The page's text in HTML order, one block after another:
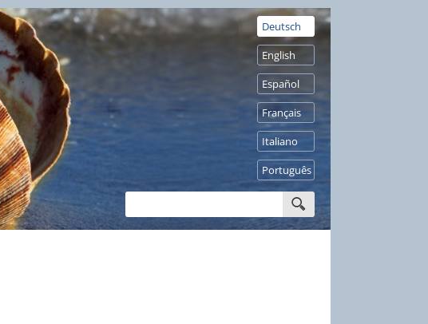
Deutsch
English
Español
Français
Italiano
Português